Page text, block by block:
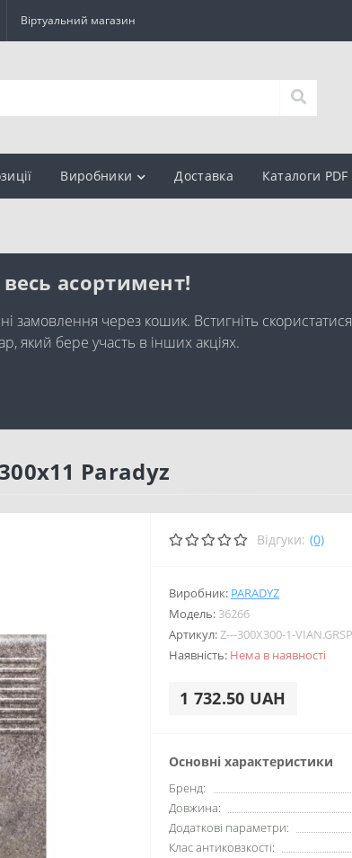
Віртуальний магазин
Виробники Доставка Каталоги PDF
асортимент!
замовлення через кошик. Встигніть скористатися
який бере участь в інших акціях.
Paradyz
Відгуки: (0)
Виробник: PARADYZ
Модель: 36266
Артикул:Z---300X300-1-
Наявність: Нема в наявності
1 732.50 UAH
Основні характеристики
Бренд:
Довжина:
Додаткові параметри:
Клас антиковзкості: